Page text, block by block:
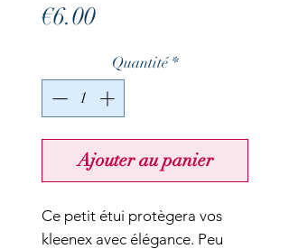
€6.00Prix
Quantité *
Ajouter au panier
Ce petit étui protègera vos
kleenex avec élégance. Peu